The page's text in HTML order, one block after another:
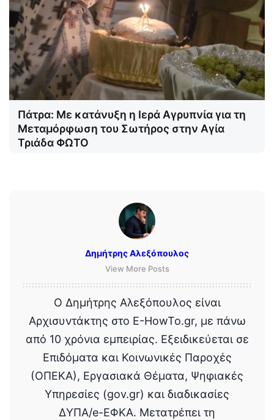
Πάτρα: Με κατάνυξη η Ιερά Αγρυπνία για τη
Μεταμόρφωση του Σωτήρος στην Αγία
Τριάδα ΦΩΤΟ
Δημήτρης Αλεξόπουλος
View More Posts
Ο Δημήτρης Αλεξόπουλος είναι
Αρχισυντάκτης στο E-HowTo.gr, με πάνω
από 10 χρόνια εμπειρίας. Εξειδικεύεται σε
Επιδόματα και Κοινωνικές Παροχές
(ΟΠΕΚΑ), Εργασιακά Θέματα, Ψηφιακές
Υπηρεσίες (gov.gr) και διαδικασίες
ΔΥΠΑ/e-ΕΦΚΑ. Μετατρέπει τη